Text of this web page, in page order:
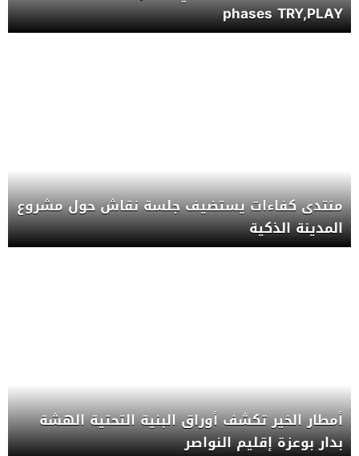
phases TRY,PLAY
منتدى كفاءات يستضيف جلسة نقاش حول مشروع
المدينة الذكية
أمطار الخير تكشف أوراق البنية التحتية الهشة
بدار بوعزة إقليم النواصر